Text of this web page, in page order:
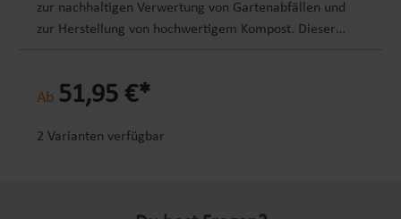
zur nachhaltigen Verwertung von Gartenabfällen und
zur Herstellung von hochwertigem Kompost. Dieser
zu einer wertvollen Ressource für jeden
Metallkomposters ist der kinderleichte Aufbau. Der
Ab 51,95 €*
2 Varianten verfügbar